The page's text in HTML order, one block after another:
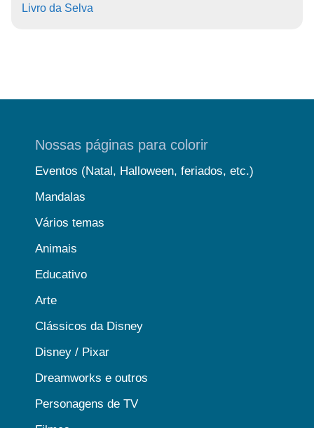
Livro da Selva
Nossas páginas para colorir
Eventos (Natal, Halloween, feriados, etc.)
Mandalas
Vários temas
Animais
Educativo
Arte
Clássicos da Disney
Disney / Pixar
Dreamworks e outros
Personagens de TV